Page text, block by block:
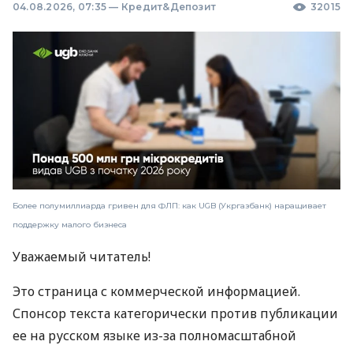
04.08.2026, 07:35 — Кредит&Депозит 32015
Более полумиллиарда гривен для ФЛП: как UGB (Укргазбанк) наращивает
поддержку малого бизнеса
Уважаемый читатель!
Это страница с коммерческой информацией.
Спонсор текста категорически против публикации
ее на русском языке из-за полномасштабной